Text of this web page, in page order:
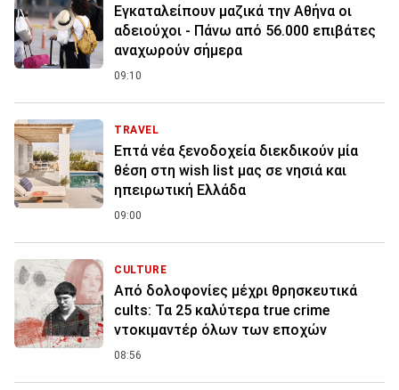
Εγκαταλείπουν μαζικά την Αθήνα οι
αδειούχοι - Πάνω από 56.000 επιβάτες
αναχωρούν σήμερα
09:10
TRAVEL
Επτά νέα ξενοδοχεία διεκδικούν μία
θέση στη wish list μας σε νησιά και
ηπειρωτική Ελλάδα
09:00
CULTURE
Από δολοφονίες μέχρι θρησκευτικά
cults: Τα 25 καλύτερα true crime
ντοκιμαντέρ όλων των εποχών
08:56